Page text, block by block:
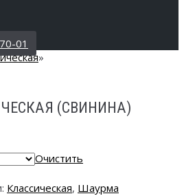
01
»
(СВИНИНА)
Очистить
Классическая, Шаурма